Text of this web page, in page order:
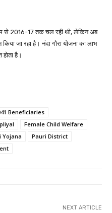
से 2016-17 तक चल रही थी, लेकिन अब
किया जा रहा है। नंदा गौरा योजना का लाभ
होता है।
Beneficiaries
Female Child Welfare
Yojana
Pauri District
NEXT ARTICLE